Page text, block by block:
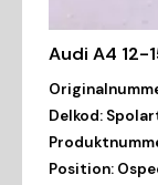
Audi A4 12-
Delkod:
Position: